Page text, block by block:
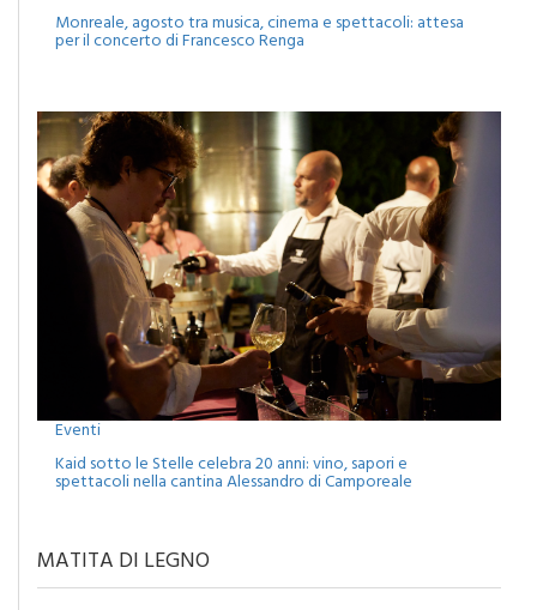
per il concerto di Francesco Renga
Kaid sotto le Stelle celebra 20 anni: vino, sapori e
spettacoli nella cantina Alessandro di Camporeale